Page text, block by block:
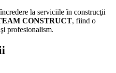
la serviciile în construcţii
CONSTRUCT, fiind o
profesionalism.